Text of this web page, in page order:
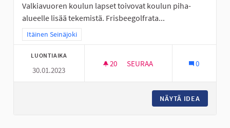
Valkiavuoren koulun lapset toivovat koulun piha-
alueelle lisää tekemistä. Frisbeegolfrata...
Rajaa tulokset teeman mukaan: Itäinen Seinäjoki
Itäinen Seinäjoki
LUONTIAIKA
30.01.2023
20 20 SEURAAJAA
SEURAA 0
NÄYTÄ IDEA